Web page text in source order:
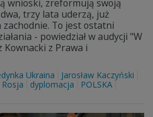
wnioski, zreformują swoją
trzy lata uderzą, już
To jest ostatni
- powiedział w audycji "W
Kownacki z Prawa i
Ukraina
Jarosław Kaczyński
Rosja dyplomacja
POLSKA